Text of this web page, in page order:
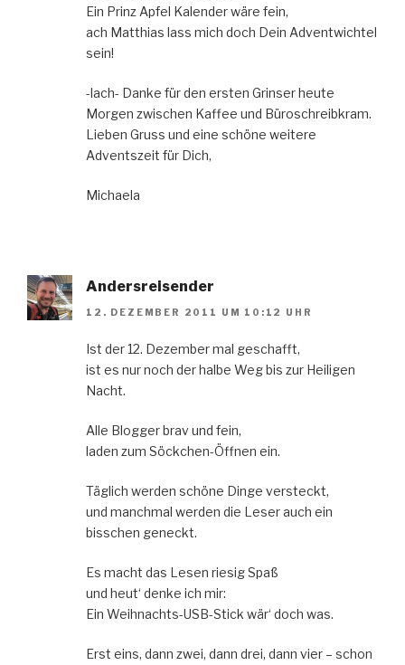
Ein Prinz Apfel Kalender wäre fein,
ach Matthias lass mich doch Dein Adventwichtel
sein!
-lach- Danke für den ersten Grinser heute
Morgen zwischen Kaffee und Büroschreibkram.
Lieben Gruss und eine schöne weitere
Adventszeit für Dich,
Michaela
Andersreisender
12. DEZEMBER 2011 UM 10:12 UHR
Ist der 12. Dezember mal geschafft,
ist es nur noch der halbe Weg bis zur Heiligen
Nacht.
Alle Blogger brav und fein,
laden zum Söckchen-Öffnen ein.
Täglich werden schöne Dinge versteckt,
und manchmal werden die Leser auch ein
bisschen geneckt.
Es macht das Lesen riesig Spaß
und heut‘ denke ich mir:
Ein Weihnachts-USB-Stick wär‘ doch was.
Erst eins, dann zwei, dann drei, dann vier – schon